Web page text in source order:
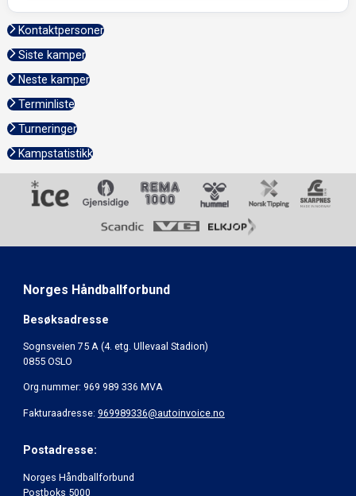
Kontaktpersoner
Siste kamper
Neste kamper
Terminliste
Turneringer
Kampstatistikk
Norges Håndballforbund
Besøksadresse
Sognsveien 75 A (4. etg. Ullevaal Stadion)
0855 OSLO
Org.nummer: 969 989 336 MVA
Fakturaadresse: 969989336@autoinvoice.no
Postadresse:
Norges Håndballforbund
Postboks 5000